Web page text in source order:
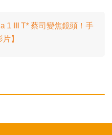
1 III T* 蔡司變焦鏡頭！手
】